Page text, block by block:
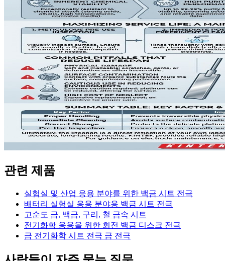
관련 제품
실험실 및 산업 응용 분야를 위한 백금 시트 전극
배터리 실험실 응용 분야용 백금 시트 전극
고순도 금, 백금, 구리, 철 금속 시트
전기화학 응용을 위한 회전 백금 디스크 전극
금 전기화학 시트 전극 금 전극